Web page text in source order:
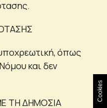
όπως
και δεν
ΤΗ ΔΗΜΟΣΙΑ
Cookies